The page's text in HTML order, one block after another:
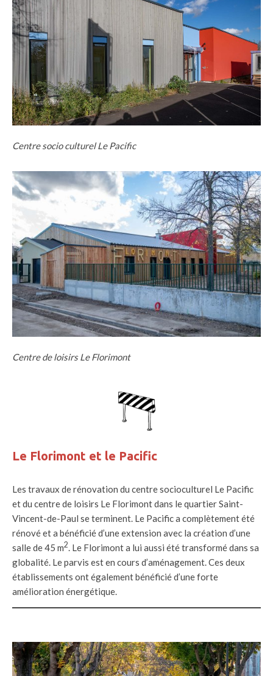
Centre socio culturel Le Pacific
Centre de loisirs Le Florimont
Le Florimont et le Pacific
Les travaux de rénovation du centre socioculturel Le Pacific
et du centre de loisirs Le Florimont dans le quartier Saint-
Vincent-de-Paul se terminent. Le Pacific a complètement été
rénové et a bénéficié d’une extension avec la création d’une
salle de 45 m2. Le Florimont a lui aussi été transformé dans sa
globalité. Le parvis est en cours d’aménagement. Ces deux
établissements ont également bénéficié d’une forte
amélioration énergétique.